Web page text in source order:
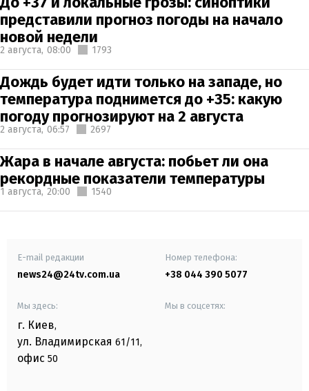
представили прогноз погоды на начало
новой недели
2 августа, 08:00 1793
Дождь будет идти только на западе, но
температура поднимется до +35: какую
погоду прогнозируют на 2 августа
2 августа, 06:57 2697
Жара в начале августа: побьет ли она
рекордные показатели температуры
1 августа, 20:00 1540
E-mail редакции
news24@24tv.com.ua
Номер телефона:
+38 044 390 5077
Мы здесь:
г. Киев,
ул. Владимирская 61/11,
офис 50
Мы в соцсетях: